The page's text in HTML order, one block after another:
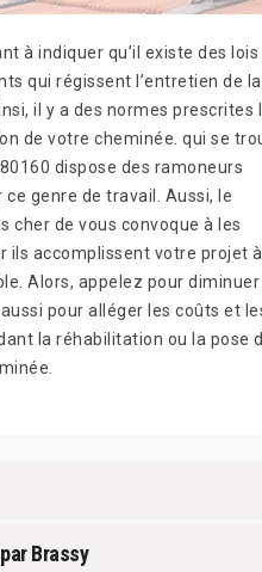
à indiquer qu’il existe des
qui régissent l’entretien de la
il y a des normes prescrites
de votre cheminée. qui se
dispose des ramoneurs
ce genre de travail. Aussi, le
cher de vous convoque à les
ils accomplissent votre projet
Alors, appelez pour diminuer
pour alléger les coûts et
la réhabilitation ou la pose
Brassy